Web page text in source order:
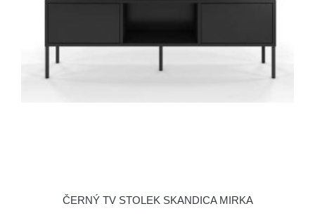
ČERNÝ TV STOLEK SKANDICA MIRKA